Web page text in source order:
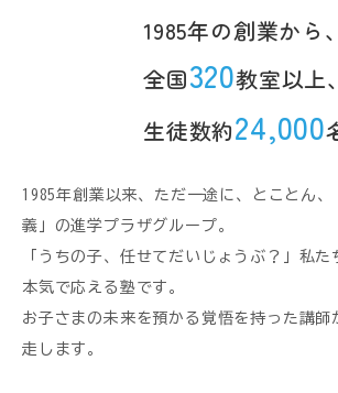
1985年の創業から、
全国320教室以上、
生徒数約24,000
1985年創業以来、ただ一途に、とことん、
義」の進学プラザグループ。
「うちの子、任せてだいじょうぶ？」私た
本気で応える塾です。
お子さまの未来を預かる覚悟を持った講師
走します。